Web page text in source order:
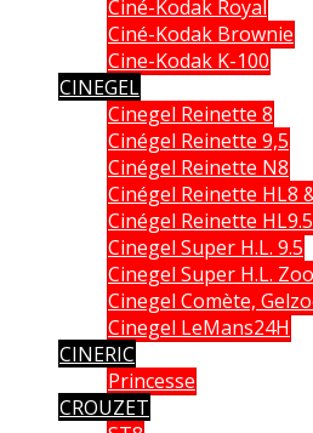
Ciné-Kodak Royal
Ciné-Kodak Brownie
Cine-Kodak K-100
CINEGEL
Cinegel Reinette 8
Cinégel Reinette 9,5
Cinégel Reinette N8
Cinégel Reinette HL8
Cinégel Reinette HL9.5
Cinegel Super H.L. 9.5
Cinegel Super H.L.
Cinegel Comète,
Cinegel LeMans24H
CINERIC
Princesse
CROUZET